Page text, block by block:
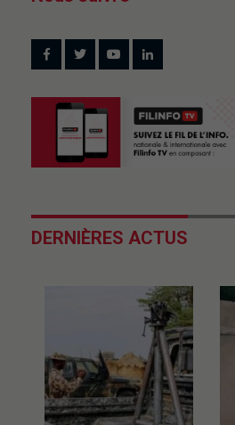
DERNIÈRES ACTUS